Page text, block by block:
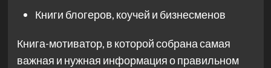
Книги блогеров, коучей и бизнесменов
Книга-мотиватор, в которой собрана самая
важная и нужная информация о правильном